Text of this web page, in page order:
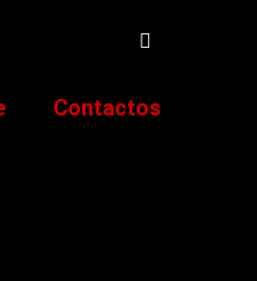
Contactos